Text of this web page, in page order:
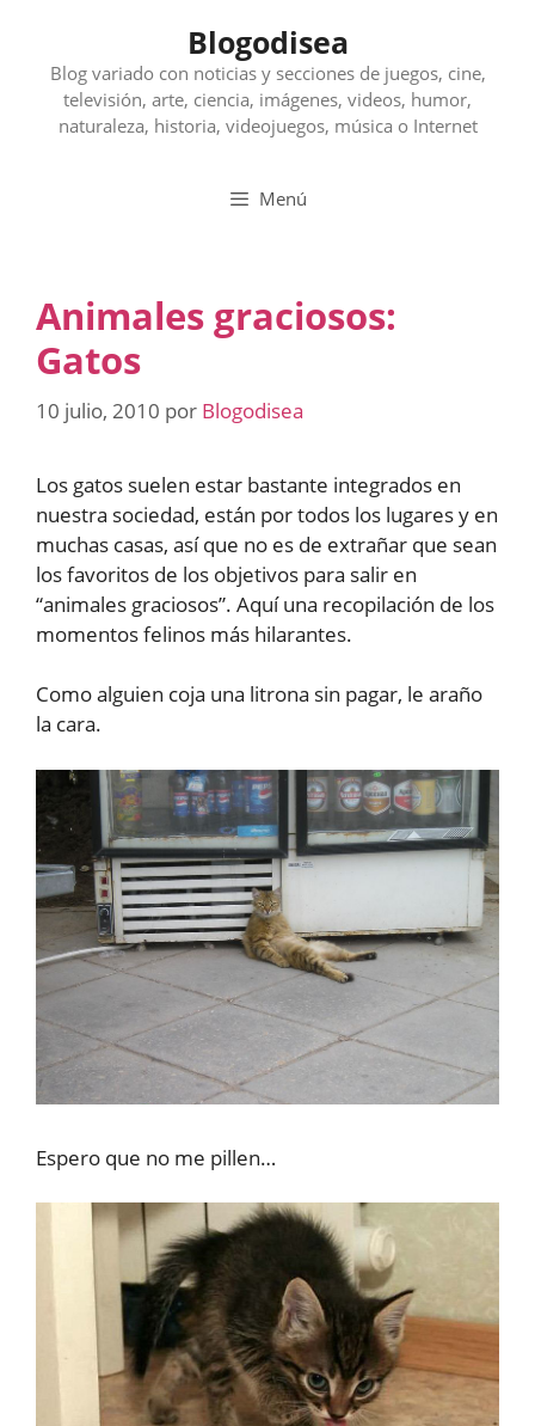
contenido
Blogodisea
Blog variado con noticias y secciones de juegos, cine,
televisión, arte, ciencia, imágenes, videos, humor,
naturaleza, historia, videojuegos, música o Internet
Menú
Animales graciosos:
Gatos
10 julio, 2010 por Blogodisea
Los gatos suelen estar bastante integrados en
nuestra sociedad, están por todos los lugares y en
muchas casas, así que no es de extrañar que sean
los favoritos de los objetivos para salir en
“animales graciosos”. Aquí una recopilación de los
momentos felinos más hilarantes.
Como alguien coja una litrona sin pagar, le araño
la cara.
Espero que no me pillen…